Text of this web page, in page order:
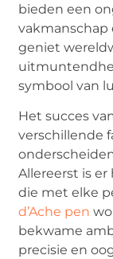
bieden een
geniet
symbool van
Het succes
verschillende
Allereerst is
die met elke
d’Ache pen
bekwame
precisie en